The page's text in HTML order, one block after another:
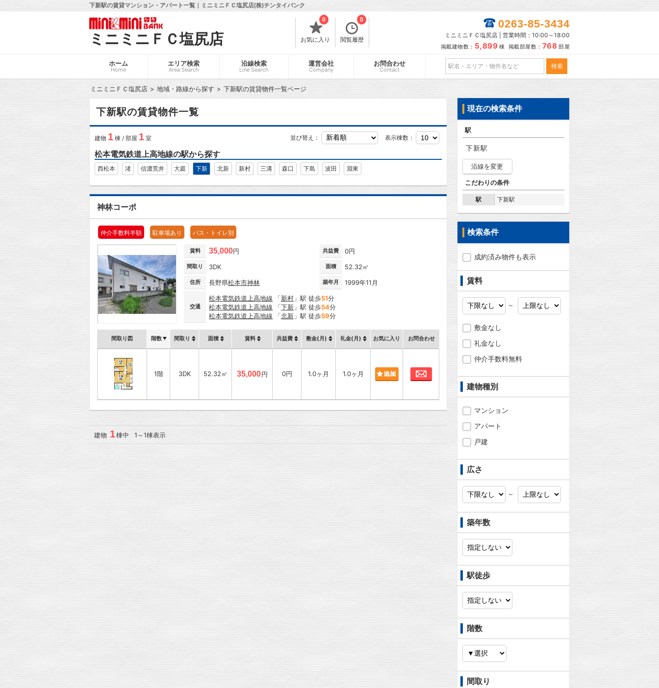
下新駅の賃貸マンション・アパート一覧｜ミニミニＦＣ塩尻店(株)チンタイバンク
ミニミニＦＣ塩尻店 お気に入り
0
閲覧履歴
0 0263-85-3434
ミニミニＦＣ塩尻店 | 営業時間：10:00～18:00
掲載建物数： 5,899 棟 掲載部屋数： 768 部屋
ホーム
Home
エリア検索
Area Search
沿線検索
Line Search
運営会社
Company
お問合わせ
Contact
ミニミニＦＣ塩尻店 地域・路線から探す 下新駅の賃貸物件一覧ページ
下新駅の賃貸物件一覧
建物 1 棟 / 部屋 1 室 並び替え：
松本電気鉄道上高地線の駅から探す
西松本 渚 信濃荒井 大庭 下新 北新 新村 三溝 森口 下島 波田 淵東
表示棟数：
神林コーポ
仲介手数料半額 駐車場あり バス・トイレ別
賃料 35,000円 共益費 0円
間取り 3DK 面積 52.32㎡
住所 長野県松本市神林 築年月 1999年11月
交通
松本電気鉄道上高地線 「新村 」駅 徒歩51分
松本電気鉄道上高地線 「下新 」駅 徒歩54分
松本電気鉄道上高地線 「北新 」駅 徒歩59分
間取り図 階数 間取り 面積 賃料 共益費 敷金(月) 礼金(月) お気に入り お問合わせ
1階 3DK 52.32㎡ 35,000円 0円 1.0ヶ月 1.0ヶ月 お問合わせ
建物 1棟中 1～1棟表示
現在の検索条件
駅
下新駅
沿線を変更
こだわりの条件
駅 下新駅
検索条件
成約済み物件も表示
賃料
～
敷金なし
礼金なし
仲介手数料無料
建物種別
マンション
アパート
戸建
広さ
～
築年数
駅徒歩
階数
間取り